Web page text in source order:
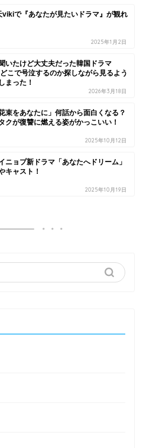
vikiで『あなたが見たいドラマ』が観れ
2025年1月2日
いたけど大丈夫だった韓国ドラマ
こで号泣するのか探しながら見るよう
まった！
2026年3月18日
束をあなたに」何話から面白くなる？
クが復讐に燃える姿がかっこいい！
2025年10月12日
ニョプ新ドラマ「あなたへドリーム」
キャスト！
2025年10月19日